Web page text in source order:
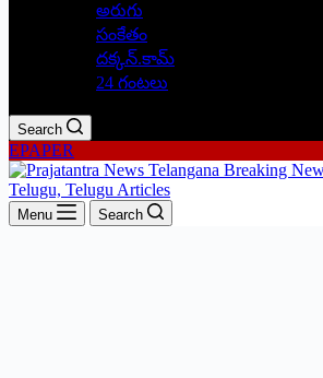
అరుగు
సంకేతం
దక్కన్.కామ్
24 గంటలు
Search
EPAPER
Menu Search